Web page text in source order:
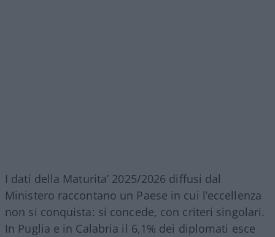
I dati della Maturita’ 2025/2026 diffusi dal
Ministero raccontano un Paese in cui l’eccellenza
non si conquista: si concede, con criteri singolari.
In Puglia e in Calabria il 6,1% dei diplomati esce